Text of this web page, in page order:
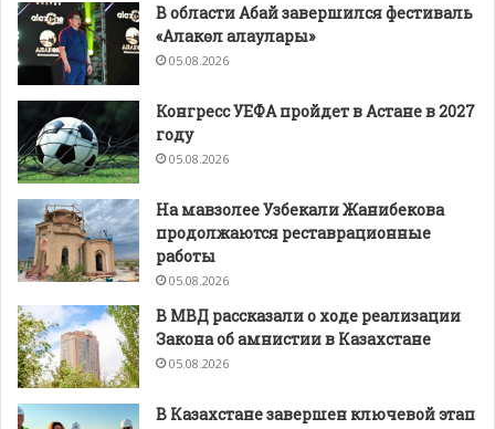
В области Абай завершился фестиваль
«Алакөл алаулары»
05.08.2026
Конгресс УЕФА пройдет в Астане в 2027
году
05.08.2026
На мавзолее Узбекали Жанибекова
продолжаются реставрационные
работы
05.08.2026
В МВД рассказали о ходе реализации
Закона об амнистии в Казахстане
05.08.2026
В Казахстане завершен ключевой этап